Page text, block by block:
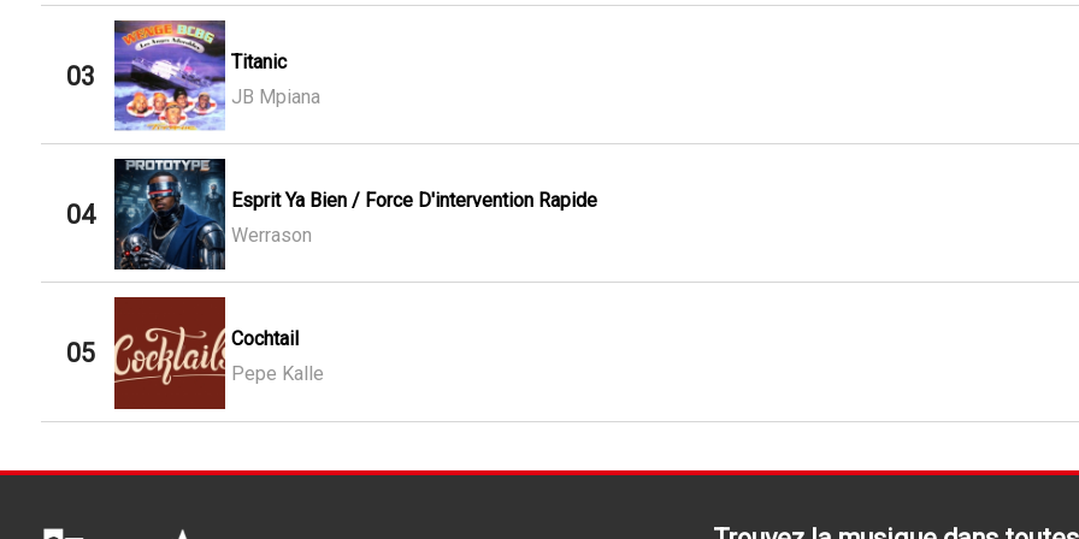
03
Titanic
JB Mpiana
04
Esprit Ya Bien / Force D'intervention Rapide
Werrason
05
Cochtail
Pepe Kalle